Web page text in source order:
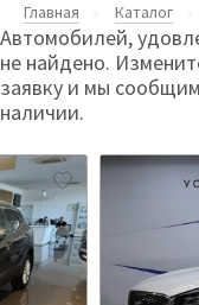
Главная Каталог
Автомобилей,
не найдено.
заявку и мы
наличии.